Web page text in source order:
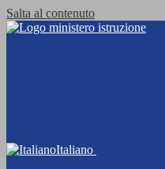
Salta al contenuto
Italiano